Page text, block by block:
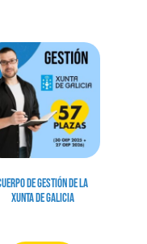
de Gestión de la
Xunta de Galicia